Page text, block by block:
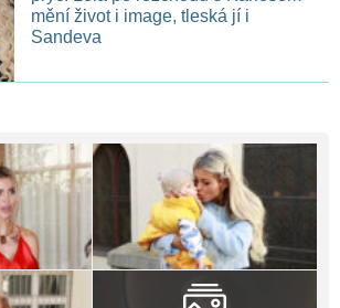
mění život i image, tleská jí i
Sandeva